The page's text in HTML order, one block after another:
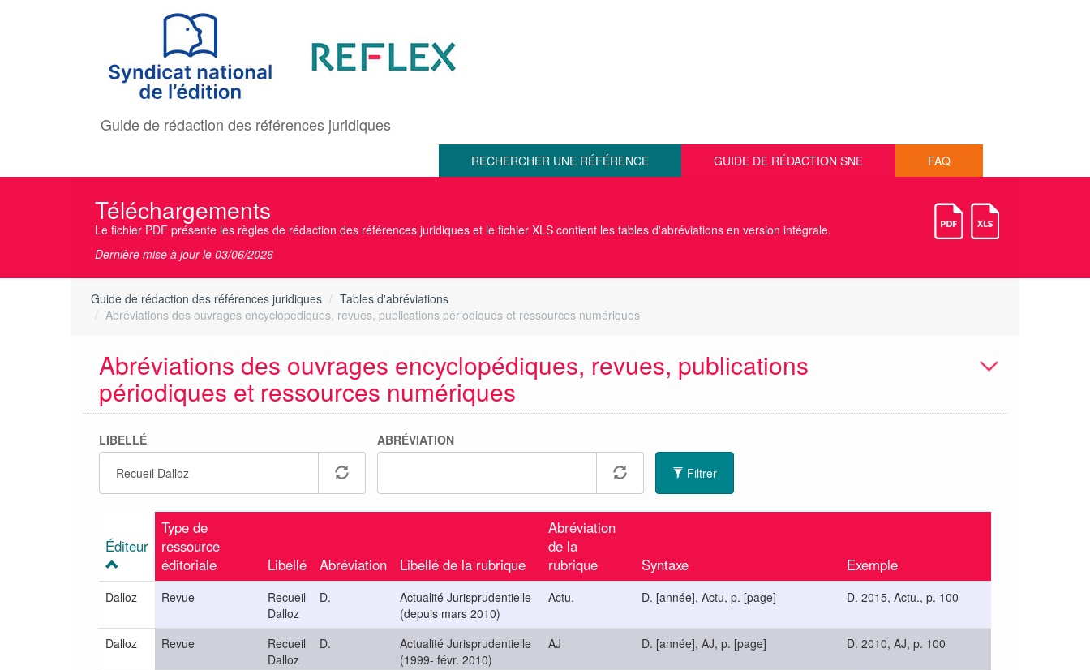
Guide de rédaction des références juridiques
RECHERCHER UNE RÉFÉRENCE GUIDE DE RÉDACTION SNE FAQ
Téléchargements
Le fichier PDF présente les règles de rédaction des références juridiques et le fichier XLS contient les tables d'abréviations en version intégrale.
Dernière mise à jour le 03/06/2026
Guide de rédaction des références juridiques
Tables d'abréviations
Abréviations des ouvrages encyclopédiques, revues, publications périodiques et ressources numériques
Abréviations des ouvrages encyclopédiques, revues, publications
périodiques et ressources numériques
LIBELLÉ ABRÉVIATION
Filtrer
Éditeur
Type de
ressource
éditoriale
Libellé Abréviation Libellé de la rubrique
Abréviation
de la
rubrique
Syntaxe Exemple
Dalloz Revue
Recueil
Dalloz
D.
Actualité Jurisprudentielle
(depuis mars 2010)
Actu. D. [année], Actu, p. [page] D. 2015, Actu., p. 100
Dalloz Revue
Recueil
Dalloz
D.
Actualité Jurisprudentielle
(1999- févr. 2010)
AJ D. [année], AJ, p. [page] D. 2010, AJ, p. 100